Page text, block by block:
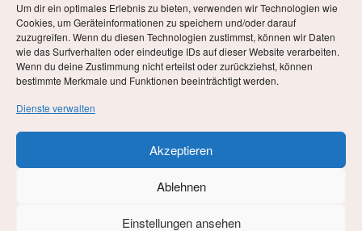
Um dir ein optimales Erlebnis zu bieten, verwenden wir Technologien wie
Cookies, um Geräteinformationen zu speichern und/oder darauf
zuzugreifen. Wenn du diesen Technologien zustimmst, können wir Daten
wie das Surfverhalten oder eindeutige IDs auf dieser Website verarbeiten.
Wenn du deine Zustimmung nicht erteilst oder zurückziehst, können
bestimmte Merkmale und Funktionen beeinträchtigt werden.
Dienste verwalten
Akzeptieren
Ablehnen
Einstellungen ansehen
META
Anmelden
Eintrags-Feed
Kommentar-Feed